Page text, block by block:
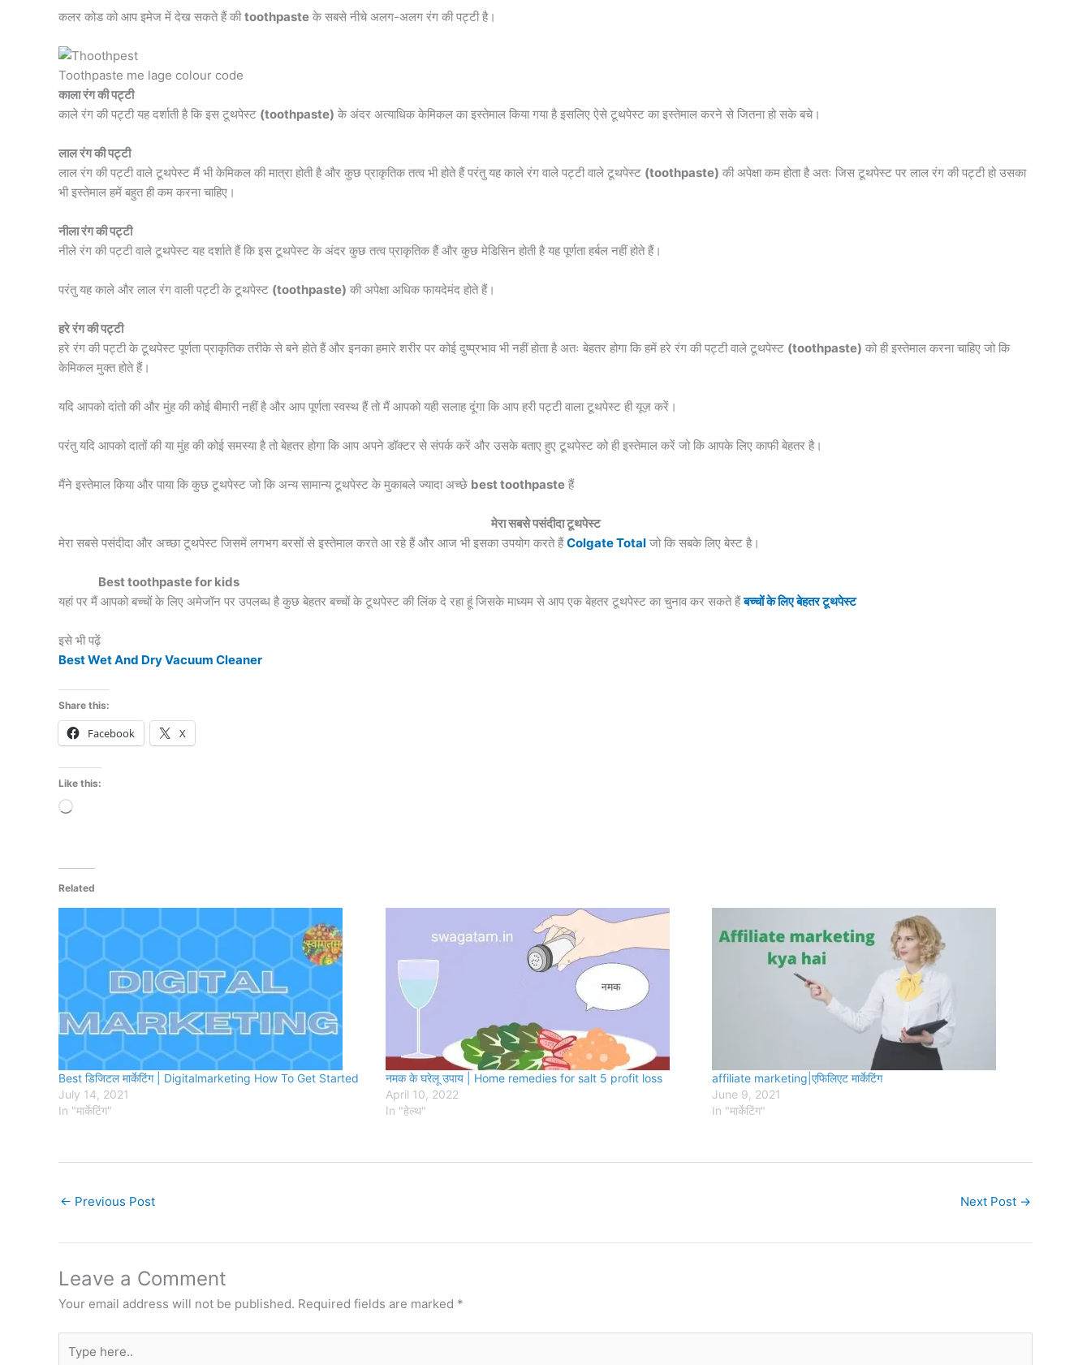
कलर कोड को आप इमेज में देख सकते हैं कीtoothpaste के सबसे नीचे अलग-अलग रंग की पट्टी है।
Toothpaste me lage colour code
काला रंग की पट्टी
काले रंग की पट्टी यह दर्शाती है कि इस टूथपेस्ट (toothpaste) के अंदर अत्याधिक केमिकल का इस्तेमाल किया गया है इसलिए ऐसे टूथपेस्ट का इस्तेमाल करने से जितना हो सके बचे।
लाल रंग की पट्टी
लाल रंग की पट्टी वाले टूथपेस्ट मैं भी केमिकल की मात्रा होती है और कुछ प्राकृतिक तत्व भी होते हैं परंतु यह काले रंग वाले पट्टी वाले टूथपेस्ट (toothpaste) की अपेक्षा कम होता है अतः जिस टूथपेस्ट पर लाल रंग की पट्टी हो उसका
भी इस्तेमाल हमें बहुत ही कम करना चाहिए।
नीला रंग की पट्टी
नीले रंग की पट्टी वाले टूथपेस्ट यह दर्शाते हैं कि इस टूथपेस्ट के अंदर कुछ तत्व प्राकृतिक हैं और कुछ मेडिसिन होती है यह पूर्णता हर्बल नहीं होते हैं।
परंतु यह काले और लाल रंग वाली पट्टी के टूथपेस्ट (toothpaste) की अपेक्षा अधिक फायदेमंद होते हैं।
हरे रंग की पट्टी
हरे रंग की पट्टी के टूथपेस्ट पूर्णता प्राकृतिक तरीके से बने होते हैं और इनका हमारे शरीर पर कोई दुष्प्रभाव भी नहीं होता है अतः बेहतर होगा कि हमें हरे रंग की पट्टी वाले टूथपेस्ट (toothpaste) को ही इस्तेमाल करना चाहिए जो कि
केमिकल मुक्त होते हैं।
यदि आपको दांतो की और मुंह की कोई बीमारी नहीं है और आप पूर्णता स्वस्थ हैं तो मैं आपको यही सलाह दूंगा कि आप हरी पट्टी वाला टूथपेस्ट ही यूज़ करें।
परंतु यदि आपको दातों की या मुंह की कोई समस्या है तो बेहतर होगा कि आप अपने डॉक्टर से संपर्क करें और उसके बताए हुए टूथपेस्ट को ही इस्तेमाल करें जो कि आपके लिए काफी बेहतर है।
मैंने इस्तेमाल किया और पाया कि कुछ टूथपेस्ट जो कि अन्य सामान्य टूथपेस्ट के मुकाबले ज्यादा अच्छे best toothpaste हैं
मेरा सबसे पसंदीदा टूथपेस्ट
मेरा सबसे पसंदीदा और अच्छा टूथपेस्ट जिसमें लगभग बरसों से इस्तेमाल करते आ रहे हैं और आज भी इसका उपयोग करते हैंColgate Total जो कि सबके लिए बेस्ट है।
Best toothpaste for kids
यहां पर मैं आपको बच्चों के लिए अमेजॉन पर उपलब्ध है कुछ बेहतर बच्चों के टूथपेस्ट की लिंक दे रहा हूं जिसके माध्यम से आप एक बेहतर टूथपेस्ट का चुनाव कर सकते हैंबच्चों के लिए बेहतर टूथपेस्ट
इसे भी पढ़ें
Best Wet And Dry Vacuum Cleaner
Share this:
Facebook X
Like this:
Loading…
Related
Best डिजिटल मार्केटिंग | Digitalmarketing How To Get Started
July 14, 2021
In "मार्केटिंग"
नमक के घरेलू उपाय | Home remedies for salt 5 profit loss
April 10, 2022
In "हेल्थ"
affiliate marketing|एफिलिएट मार्केटिंग
June 9, 2021
In "मार्केटिंग"
← Previous Post Next Post →
Leave a Comment
Your email address will not be published. Required fields are marked *
here..